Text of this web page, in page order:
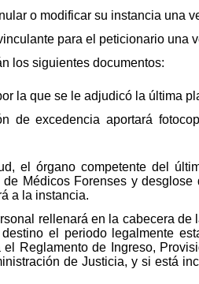
o modificar su instancia una
para el peticionario una
los siguientes documentos:
la que se le adjudicó la última
de excedencia aportará
el órgano competente del
Médicos Forenses y
a la instancia.
rellenará en la cabecera
el periodo legalmente
Reglamento de Ingreso,
de Justicia, y si está